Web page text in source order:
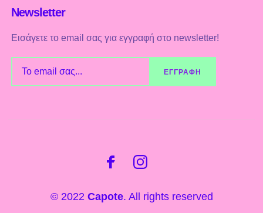
Newsletter
Εισάγετε το email σας για εγγραφή στο newsletter!
© 2022 Capote. All rights reserved